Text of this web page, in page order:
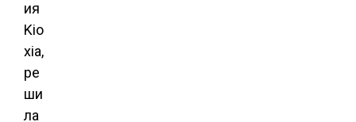
ия
Kio
xia,
ре
ши
ла